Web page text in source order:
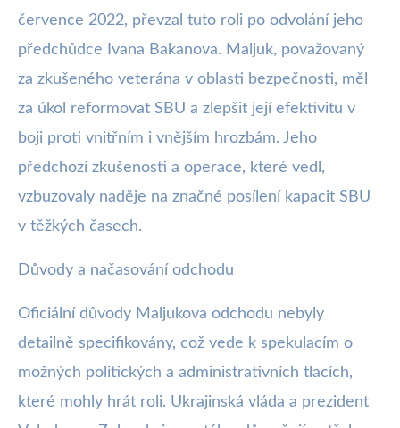
července 2022, převzal tuto roli po odvolání jeho
předchůdce Ivana Bakanova. Maljuk, považovaný
za zkušeného veterána v oblasti bezpečnosti, měl
za úkol reformovat SBU a zlepšit její efektivitu v
boji proti vnitřním i vnějším hrozbám. Jeho
předchozí zkušenosti a operace, které vedl,
vzbuzovaly naděje na značné posílení kapacit SBU
v těžkých časech.
Důvody a načasování odchodu
Oficiální důvody Maljukova odchodu nebyly
detailně specifikovány, což vede k spekulacím o
možných politických a administrativních tlacích,
které mohly hrát roli. Ukrajinská vláda a prezident